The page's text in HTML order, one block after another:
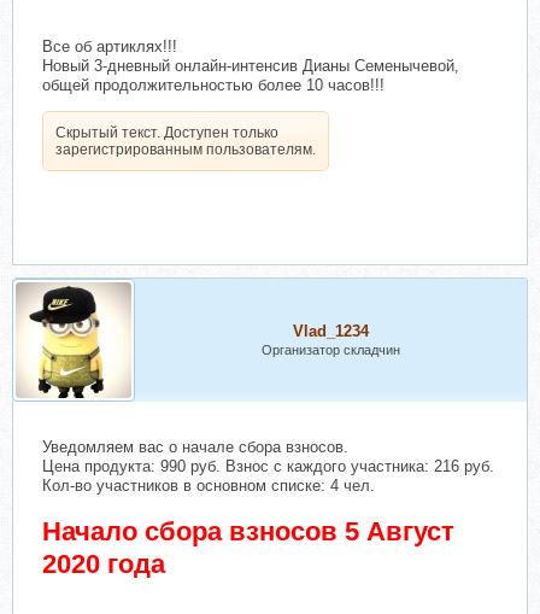
Все об артиклях!!!
Новый 3-дневный онлайн-интенсив Дианы Семенычевой,
общей продолжительностью более 10 часов!!!
Скрытый текст. Доступен только
зарегистрированным пользователям.
Vlad_1234
Организатор складчин
Уведомляем вас о начале сбора взносов.
Цена продукта: 990 руб. Взнос с каждого участника: 216 руб.
Кол-во участников в основном списке: 4 чел.
Начало сбора взносов 5 Август
2020 года